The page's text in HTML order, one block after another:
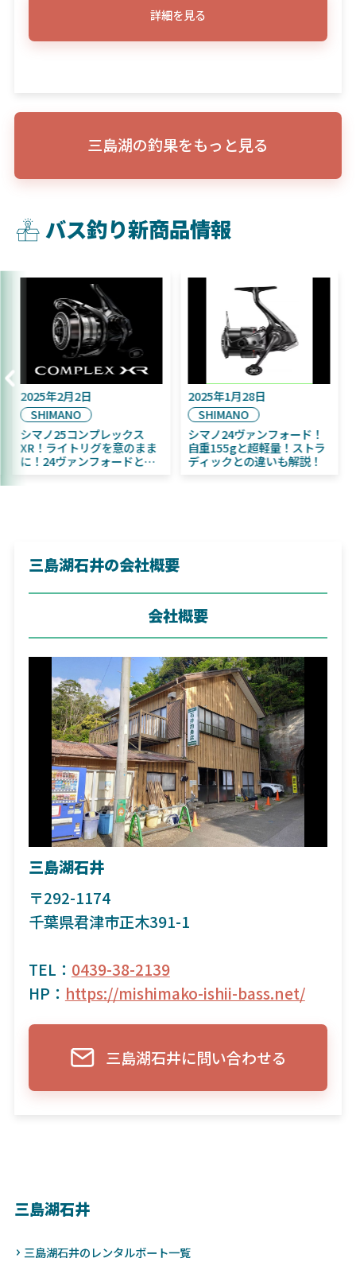
詳細を見る
三島湖の釣果をもっと見る
バス釣り新商品情報
9月16日
11月発売予定！
ふく魚／ちびふく魚
グベイト初心者にお
2025年2月2日
SHIMANO
シマノ25コンプレックス
XR！ライトリグを意のまま
に！24ヴァンフォードとの
シマノ
自重
ディック
三島湖石井の会社概要
会社概要
三島湖石井
〒292-1174
千葉県君津市正木391-1
TEL： 0439-38-2139
HP： https://mishimako-ishii-bass.net/
三島湖石井に問い合わせる
三島湖石井
三島湖石井のレンタルボート一覧